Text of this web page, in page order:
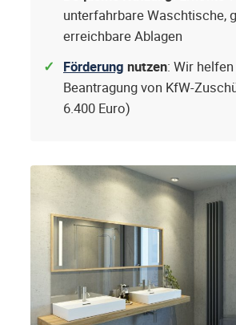
unterfahrbare Waschtische,
erreichbare Ablagen
Förderung nutzen: Wir
Beantragung von KfW-
6.400 Euro)